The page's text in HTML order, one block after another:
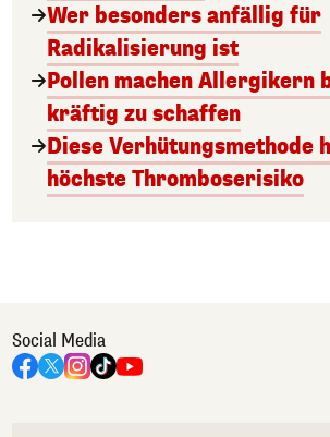
Wer besonders anfällig für
Radikalisierung ist
Pollen machen Allergikern
kräftig zu schaffen
Diese Verhütungsmethode
höchste Thromboserisiko
Social Media